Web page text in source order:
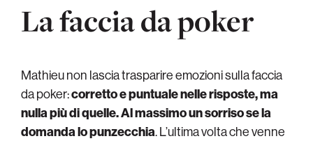
La faccia da poker
Mathieu non lascia trasparire emozioni sulla faccia
da poker:corretto e puntuale nelle risposte, ma
nulla più di quelle. Al massimo un sorriso se la
domanda lo punzecchia. L’ultima volta che venne